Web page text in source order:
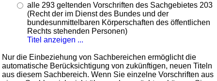
alle 293 geltenden Vorschriften des Sachgebietes 203
(Recht der im Dienst des Bundes und der
bundesunmittelbaren Körperschaften des öffentlichen
Rechts stehenden Personen)
Titel anzeigen ...
Nur die Einbeziehung von Sachbereichen ermöglicht die
automatische Berücksichtigung von zukünftigen, neuen Titeln
aus diesem Sachbereich. Wenn Sie einzelne Vorschriften aus